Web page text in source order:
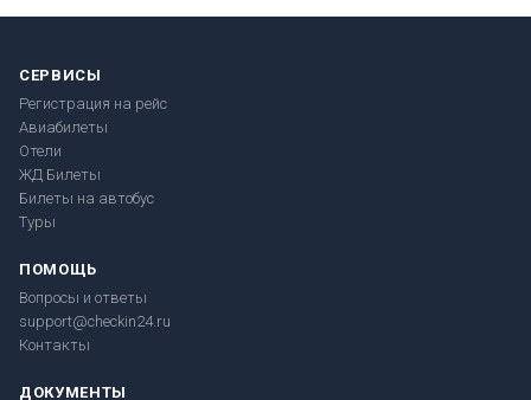
СЕРВИСЫ
Регистрация на рейс
Авиабилеты
Отели
ЖД Билеты
Билеты на автобус
Туры
ПОМОЩЬ
Вопросы и ответы
support@checkin24.ru
Контакты
ДОКУМЕНТЫ